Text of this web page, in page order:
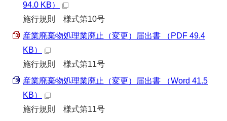
94.0 KB）
施行規則 様式第10号
産業廃棄物処理業廃止（変更）届出書 （PDF 49.4
KB）
施行規則 様式第11号
産業廃棄物処理業廃止（変更）届出書 （Word 41.5
KB）
施行規則 様式第11号